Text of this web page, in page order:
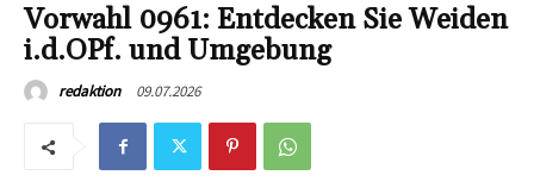
Vorwahl 0961: Entdecken Sie Weiden
i.d.OPf. und Umgebung
redaktion 09.07.2026